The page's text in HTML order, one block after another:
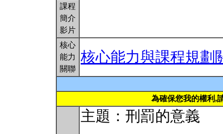
課程
簡介
影片
核心
能力
關聯
核心能力與課程規劃
為確保您我的權利,
主題：刑罰的意義